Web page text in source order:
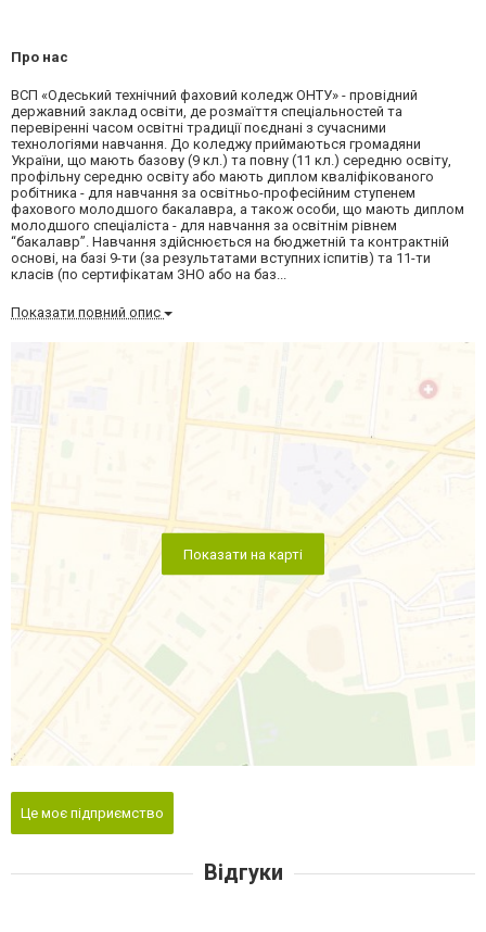
Про нас
ВСП «Одеський технічний фаховий коледж ОНТУ» - провідний
державний заклад освіти, де розмаїття спеціальностей та
перевіренні часом освітні традиції поєднані з сучасними
технологіями навчання. До коледжу приймаються громадяни
України, що мають базову (9 кл.) та повну (11 кл.) середню освіту,
профільну середню освіту або мають диплом кваліфікованого
робітника - для навчання за освітньо-професійним ступенем
фахового молодшого бакалавра, а також особи, що мають диплом
молодшого спеціаліста - для навчання за освітнім рівнем
“бакалавр”. Навчання здійснюється на бюджетній та контрактній
основі, на базі 9-ти (за результатами вступних іспитів) та 11-ти
класів (по сертифікатам ЗНО або на баз...
Показати повний опис
Показати на карті
Це моє підприємство
Відгуки